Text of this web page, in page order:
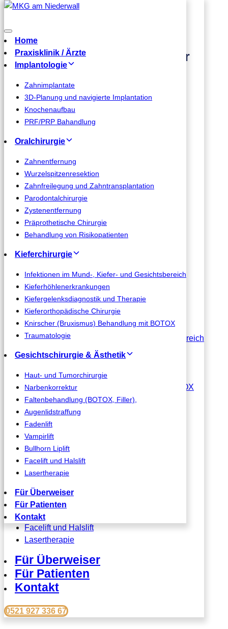
Skip links
Skip to content
Mo-Do 08-18 Uhr | Fr 08-16 Uhr
Home
Praxisklinik / Ärzte
Implantologie
Zahnimplantate
Knochenaufbau
PRF/PRP Bahandlung
Oralchirurgie
Zahnentfernung
Wurzelspitzenresektion
Parodontalchirurgie
Zystenentfernung
Präprothetische Chirurgie
Behandlung von Risikopatienten
Kieferchirurgie
Infektionen im Mund-, Kiefer- und Gesichtsbereich
Kieferhöhlenerkrankungen
Kieferorthopädische Chirurgie
Knirscher (Bruxismus) Behandlung mit BOTOX
Traumatologie
Gesichtschirurgie & Ästhetik
Haut- und Tumorchirurgie
Narbenkorrektur
Faltenbehandlung (BOTOX, Filler),
Augenlidstraffung
Fadenlift
Vampirlift
Bullhorn Liplift
Facelift und Halslift
Lasertherapie
Für Überweiser
Für Patienten
Kontakt
0521 927 336 67
Home
Praxisklinik / Ärzte
Implantologie
Zahnimplantate
3D-Planung und navigierte Implantation
Knochenaufbau
PRF/PRP Bahandlung
Oralchirurgie
Zahnentfernung
Wurzelspitzenresektion
Zahnfreilegung und Zahntransplantation
Parodontalchirurgie
Zystenentfernung
Präprothetische Chirurgie
Behandlung von Risikopatienten
Kieferchirurgie
Infektionen im Mund-, Kiefer- und Gesichtsbereich
Kieferhöhlenerkrankungen
Kiefergelenksdiagnostik und Therapie
Kieferorthopädische Chirurgie
Knirscher (Bruxismus) Behandlung mit BOTOX
Traumatologie
Gesichtschirurgie & Ästhetik
Haut- und Tumorchirurgie
Narbenkorrektur
Faltenbehandlung (BOTOX, Filler),
Augenlidstraffung
Fadenlift
Vampirlift
Bullhorn Liplift
Facelift und Halslift
Lasertherapie
Für Überweiser
Für Patienten
Kontakt